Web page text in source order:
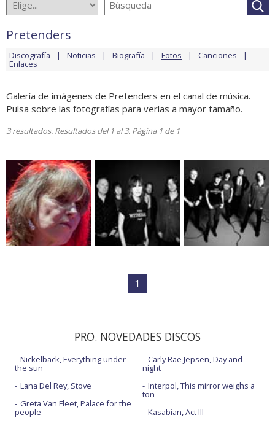
Pretenders
Discografía Noticias Biografía Fotos Canciones
Enlaces
Galería de imágenes de Pretenders en el canal de música.
Pulsa sobre las fotografías para verlas a mayor tamaño.
3 resultados. Resultados del 1 al 3. Página 1 de 1
1
PRO. NOVEDADES DISCOS
Nickelback, Everything under
the sun
Lana Del Rey, Stove
Greta Van Fleet, Palace for the
people
Carly Rae Jepsen, Day and
night
Interpol, This mirror weighs a
ton
Kasabian, Act III